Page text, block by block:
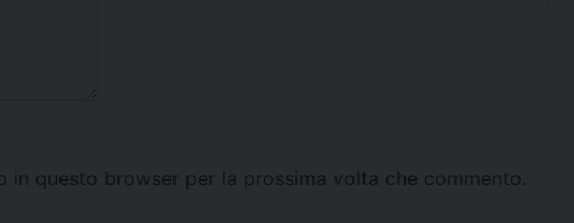
in questo browser per la prossima volta che commento.